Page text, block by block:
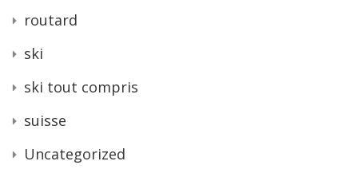
routard
ski
ski tout compris
suisse
Uncategorized